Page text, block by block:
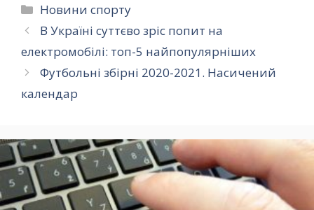
Категорії
Новини спорту
В Україні суттєво зріс попит на
електромобілі: топ-5 найпопулярніших
Футбольні збірні 2020-2021. Насичений
календар